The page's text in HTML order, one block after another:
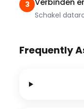
3 Verbinden
Schakel
Frequently